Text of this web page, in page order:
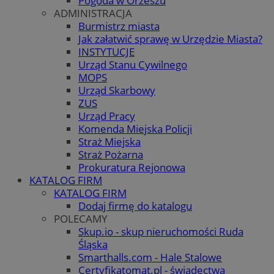
ADMINISTRACJA
Burmistrz miasta
Jak załatwić sprawę w Urzędzie Miasta?
INSTYTUCJE
Urząd Stanu Cywilnego
MOPS
Urząd Skarbowy
ZUS
Urząd Pracy
Komenda Miejska Policji
Straż Miejska
Straż Pożarna
Prokuratura Rejonowa
KATALOG FIRM
KATALOG FIRM
Dodaj firmę do katalogu
POLECAMY
Skup.io - skup nieruchomości Ruda
Śląska
Smarthalls.com - Hale Stalowe
Certyfikatomat.pl - świadectwa